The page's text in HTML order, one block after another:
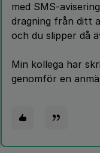
med SMS-
dragning från ditt
och du slipper då
Min kollega har
genomför en